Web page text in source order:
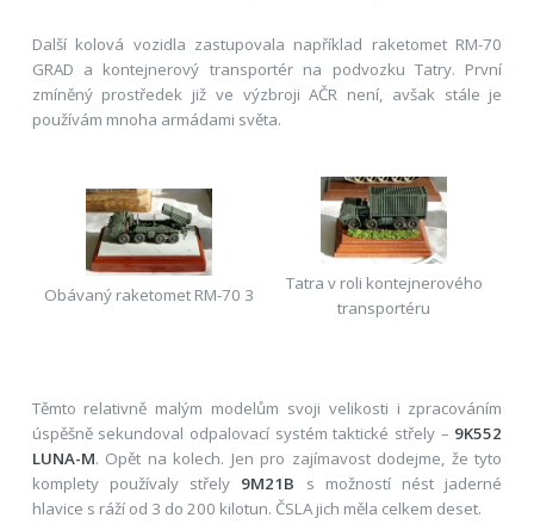
Další kolová vozidla zastupovala například raketomet RM-70
GRAD a kontejnerový transportér na podvozku Tatry. První
zmíněný prostředek již ve výzbroji AČR není, avšak stále je
používám mnoha armádami světa.
Obávaný raketomet RM-70 3
Tatra v roli kontejnerového
transportéru
Těmto relativně malým modelům svoji velikosti i zpracováním
úspěšně sekundoval odpalovací systém taktické střely – 9K552
LUNA-M. Opět na kolech. Jen pro zajímavost dodejme, že tyto
komplety používaly střely 9M21B s možností nést jaderné
hlavice s ráží od 3 do 200 kilotun. ČSLA jich měla celkem deset.